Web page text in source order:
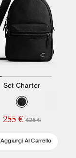
Set Charter
255 € 425 €
Aggiungi Al Carrello